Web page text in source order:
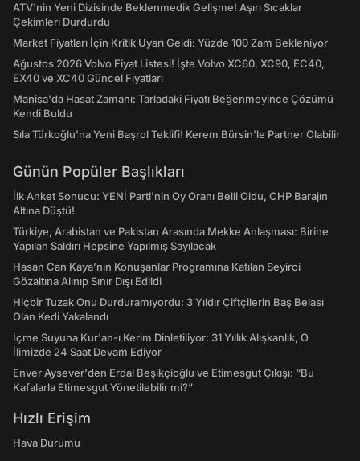
ATV'nin Yeni Dizisinde Beklenmedik Gelişme! Aşırı Sıcaklar
Çekimleri Durdurdu
Market Fiyatları İçin Kritik Uyarı Geldi: Yüzde 100 Zam Bekleniyor
Ağustos 2026 Volvo Fiyat Listesi! İşte Volvo XC60, XC90, EC40,
EX40 ve XC40 Güncel Fiyatları
Manisa'da Hasat Zamanı: Tarladaki Fiyatı Beğenmeyince Çözümü
Kendi Buldu
Sıla Türkoğlu'na Yeni Başrol Teklifi! Kerem Bürsin'le Partner Olabilir
Günün Popüler Başlıkları
İlk Anket Sonucu: YENİ Parti'nin Oy Oranı Belli Oldu, CHP Barajın
Altına Düştü!
Türkiye, Arabistan ve Pakistan Arasında Mekke Anlaşması: Birine
Yapılan Saldırı Hepsine Yapılmış Sayılacak
Hasan Can Kaya’nın Konuşanlar Programına Katılan Seyirci
Gözaltına Alınıp Sınır Dışı Edildi
Hiçbir Tuzak Onu Durduramıyordu: 3 Yıldır Çiftçilerin Baş Belası
Olan Kedi Yakalandı
İçme Suyuna Kur'an-ı Kerim Dinletiliyor: 31 Yıllık Alışkanlık, O
İlimizde 24 Saat Devam Ediyor
Enver Aysever'den Erdal Beşikçioğlu ve Etimesgut Çıkışı: “Bu
Kafalarla Etimesgut Yönetilebilir mi?”
Hızlı Erişim
Hava Durumu